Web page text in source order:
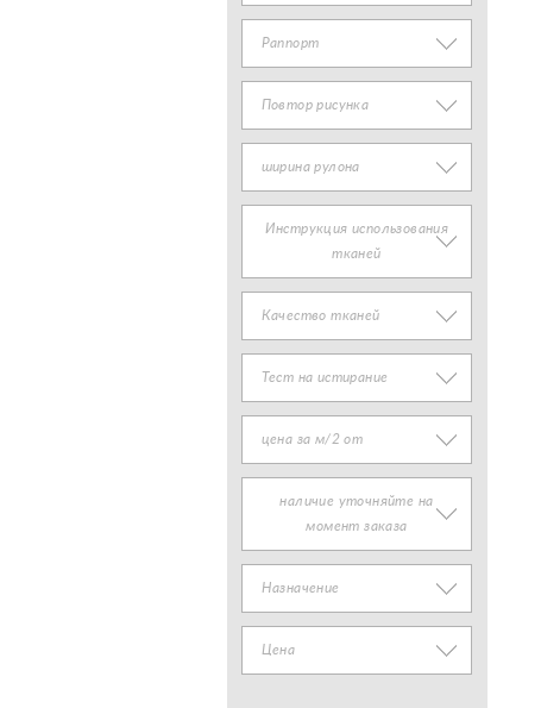
Раппорт
Повтор рисунка
ширина рулона
Инструкция использования
тканей
Качество тканей
Тест на истирание
цена за м/2 от
наличие уточняйте на
момент заказа
Назначение
Цена